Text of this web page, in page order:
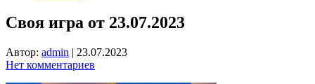
Своя игра от 23.07.2023
Автор: admin | 23.07.2023
Нет комментариев